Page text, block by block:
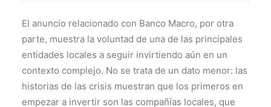
El anuncio relacionado con Banco Macro, por otra
parte, muestra la voluntad de una de las principales
entidades locales a seguir invirtiendo aún en un
contexto complejo. No se trata de un dato menor: las
historias de las crisis muestran que los primeros en
empezar a invertir son las compañías locales, que